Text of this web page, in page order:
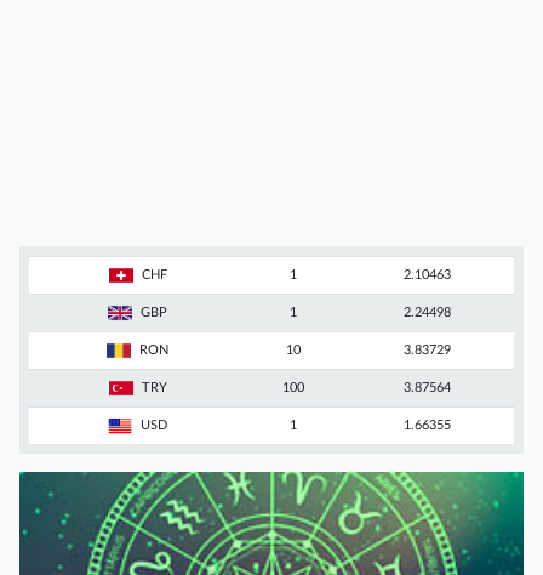
CHF 1 2.10463
GBP 1 2.24498
RON 10 3.83729
TRY 100 3.87564
USD 1 1.66355